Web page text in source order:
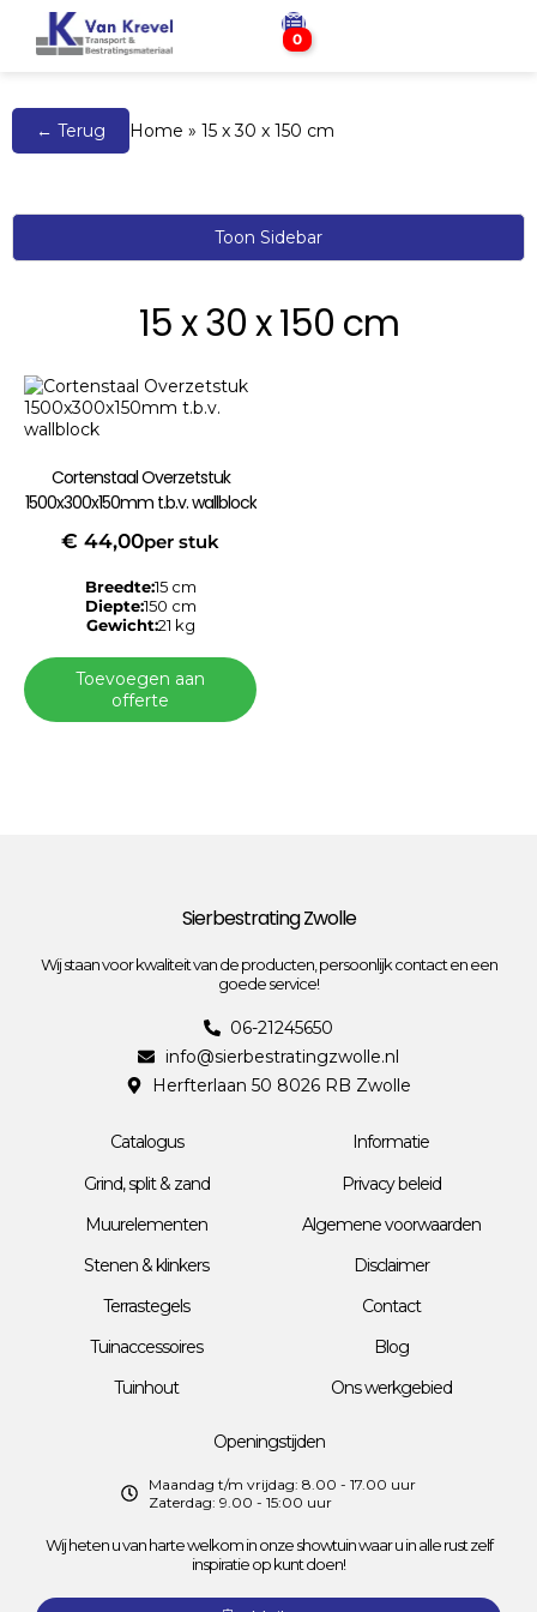
0
← Terug Home » 15 x 30 x 150 cm
Toon Sidebar
15 x 30 x 150 cm
Cortenstaal Overzetstuk
1500x300x150mm t.b.v. wallblock
€ 44,00per stuk
Breedte:15 cm
Diepte:150 cm
Gewicht:21 kg
Toevoegen aan
offerte
Sierbestrating Zwolle
Wij staan voor kwaliteit van de producten, persoonlijk contact en een
goede service!
06-21245650
info@sierbestratingzwolle.nl
Herfterlaan 50 8026 RB Zwolle
Catalogus
Grind, split & zand
Muurelementen
Stenen & klinkers
Terrastegels
Tuinaccessoires
Tuinhout
Informatie
Privacy beleid
Algemene voorwaarden
Disclaimer
Contact
Blog
Ons werkgebied
Openingstijden
Maandag t/m vrijdag: 8.00 - 17.00 uur
Zaterdag: 9.00 - 15:00 uur
Wij heten u van harte welkom in onze showtuin waar u in alle rust zelf
inspiratie op kunt doen!